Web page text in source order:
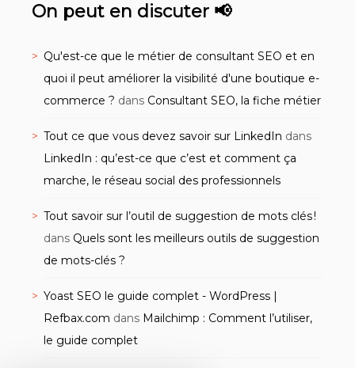
On peut en discuter 📢
Qu'est-ce que le métier de consultant SEO et en
quoi il peut améliorer la visibilité d'une boutique e-
commerce ? dans Consultant SEO, la fiche métier
Tout ce que vous devez savoir sur LinkedIn dans
LinkedIn : qu’est-ce que c’est et comment ça
marche, le réseau social des professionnels
Tout savoir sur l’outil de suggestion de mots clés !
dans Quels sont les meilleurs outils de suggestion
de mots-clés ?
Yoast SEO le guide complet - WordPress |
Refbax.com dans Mailchimp : Comment l’utiliser,
le guide complet